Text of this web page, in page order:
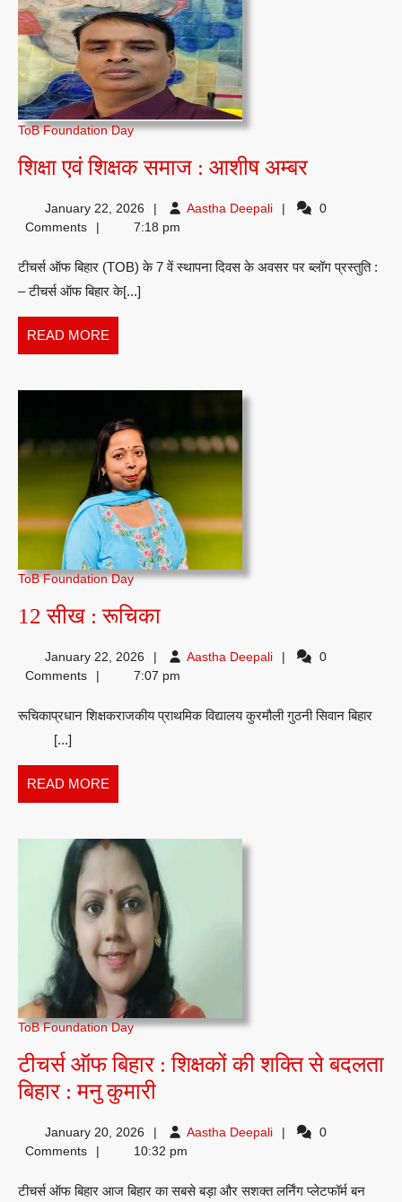
ToB Foundation Day
शिक्षा एवं शिक्षक समाज : आशीष अम्बरशिक्षा
शिक्षक
:
January 22, 2026 Aastha DeepaliAastha 0
Comments
7:18 pm
टीचर्स ऑफ बिहार (TOB) के 7 वें स्थापना दिवस के अवसर पर ब्लॉग प्रस्तुति :
– टीचर्स ऑफ बिहार के[...]
READ MORE
MORE
ToB Foundation Day
12 सीख : रूचिका12
:
January 22, 2026 Aastha DeepaliAastha 0
Comments
7:07 pm
रूचिकाप्रधान शिक्षकराजकीय प्राथमिक विद्यालय कुरमौली गुठनी सिवान बिहार
[...]
READ MORE
MORE
ToB Foundation Day
टीचर्स ऑफ बिहार : शिक्षकों की शक्ति से बदलता
बिहार : मनु कुमारीटीचर्स
बिहार
January 20, 2026 Aastha DeepaliAastha 0
Comments
10:32 pm
टीचर्स ऑफ बिहार आज बिहार का सबसे बड़ा और सशक्त लर्निंग प्लेटफॉर्म बन